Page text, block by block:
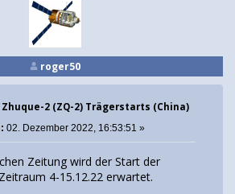
roger50
Zhuque-2 (ZQ-2) Trägerstarts (China)
02. Dezember 2022, 16:53:51 »
Zeitung wird der Start der
4-15.12.22 erwartet.